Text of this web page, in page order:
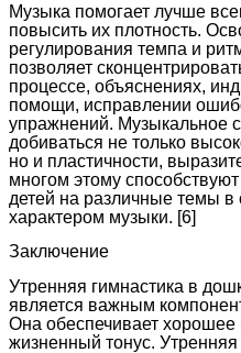
Музыка помогает лучше
повысить их плотность.
регулирования темпа и
позволяет
процессе, объяснениях,
помощи, исправлении
упражнений. Музыкальное
добиваться не только
но и пластичности,
многом этому
детей на различные темы в
характером музыки. [6]
Заключение
Утренняя гимнастика в
является важным
Она обеспечивает
жизненный тонус. Утренняя